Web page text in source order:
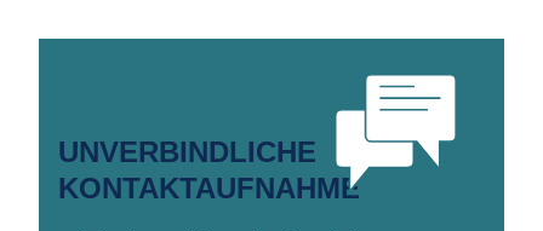
UNVERBINDLICHE
KONTAKTAUFNAHME